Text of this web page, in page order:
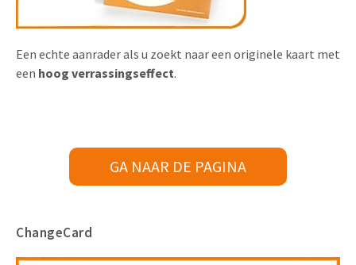
Een echte aanrader als u zoekt naar een originele kaart met
een hoog verrassingseffect.
GA NAAR DE PAGINA
ChangeCard